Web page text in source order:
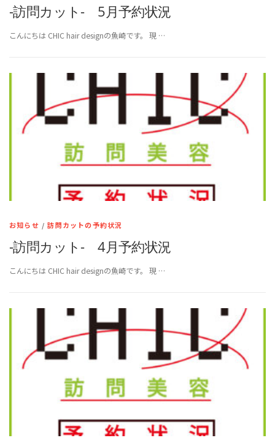
-訪問カット- 5月予約状況
こんにちは CHIC hair designの魚崎です。 現 …
お知らせ /訪問カットの予約状況
-訪問カット- 4月予約状況
こんにちは CHIC hair designの魚崎です。 現 …